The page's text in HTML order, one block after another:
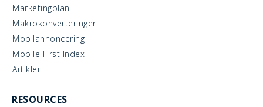
Marketingplan
Makrokonverteringer
Mobilannoncering
Mobile First Index
Artikler
RESOURCES